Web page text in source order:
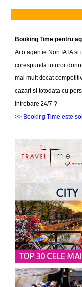
Booking Time pentru
Ai o agentie Non IATA
corespunda tuturor
mai mult decat
cazari si totodata cu
intrebare 24/7 ?
>> Booking Time este